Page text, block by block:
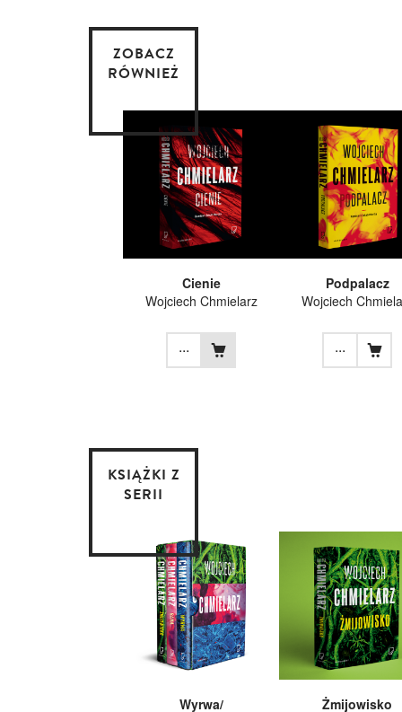
ZOBACZ
RÓWNIEŻ
Cienie
Wojciech Chmielarz
...
Podpalacz
Wojciech
...
KSIĄŻKI Z
SERII
Wyrwa/
Żmijowisko